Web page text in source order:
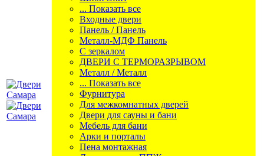
... Показать все
Входные двери
Панель / Панель
Металл-МДФ Панель
С зеркалом
ДВЕРИ С ТЕРМОРАЗРЫВОМ
Металл / Металл
... Показать все
Фурнитура
Для межкомнатных дверей
Двери для сауны и бани
Мебель для бани
Арки и порталы
Пена монтажная